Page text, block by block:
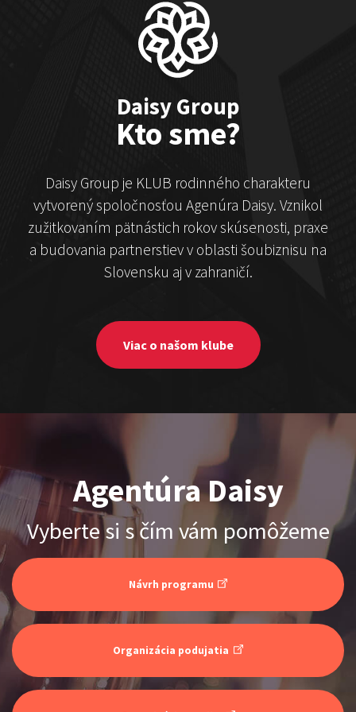
Čekovský vs. Hudák
Show program
Stand-up & Juraj „ŠOKO”
Tabaček
ŠOKO & LUKY
Show program
Juraj Šoko Tabaček
Lukáš Adamec
Daisy Group
Kto sme?
Daisy Group je KLUB rodinného charakteru
vytvorený spoločnosťou Agenúra Daisy. Vznikol
zužitkovaním pätnástich rokov skúsenosti, praxe
a budovania partnerstiev v oblasti šoubiznisu na
Slovensku aj v zahraničí.
Viac o našom klube
Agentúra Daisy
Vyberte si s čím vám pomôžeme
Návrh programu
Organizácia podujatia